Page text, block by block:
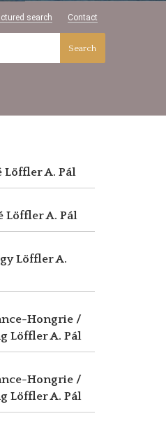
search Contact
Search
Löffler A. Pál
Löffler A. Pál
Löffler A.
Hongrie /
Löffler A. Pál
Hongrie /
Löffler A. Pál